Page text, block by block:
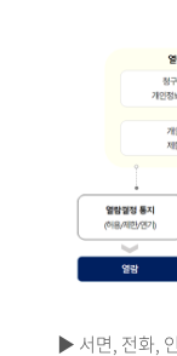
▶ 서면, 전화,